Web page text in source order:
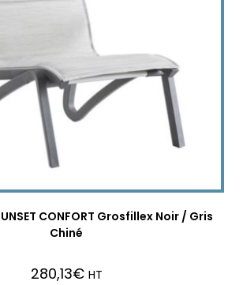
CONFORT Grosfillex Noir / Gris
Chiné
280,13€ HT